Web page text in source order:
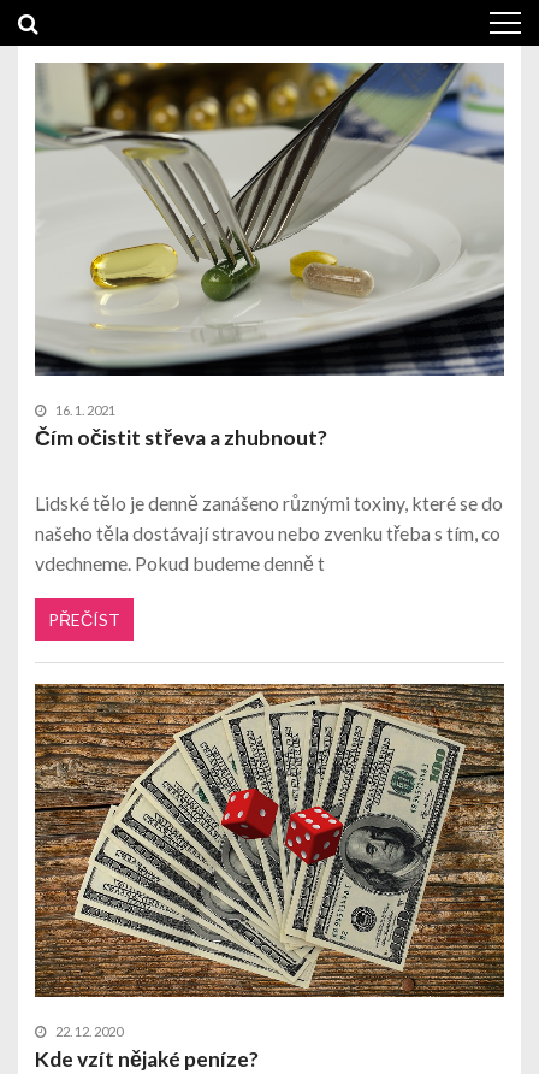
navigation
content
16. 1. 2021
Čím očistit střeva a zhubnout?
Lidské tělo je denně zanášeno různými toxiny, které se do
našeho těla dostávají stravou nebo zvenku třeba s tím, co
vdechneme. Pokud budeme denně t
PŘEČÍST
22. 12. 2020
Kde vzít nějaké peníze?